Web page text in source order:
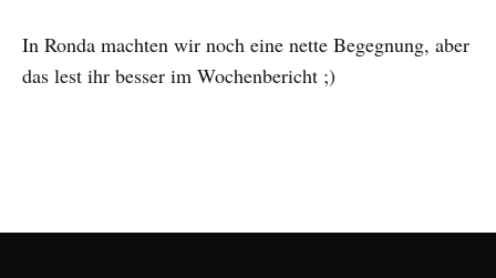
In Ronda machten wir noch eine nette Begegnung, aber
das lest ihr besser im Wochenbericht ;)